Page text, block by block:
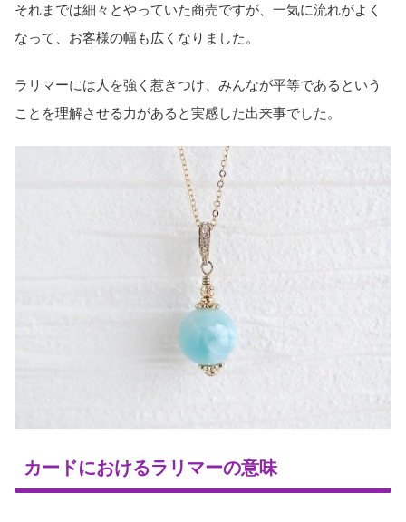
それまでは細々とやっていた商売ですが、一気に流れがよく
なって、お客様の幅も広くなりました。
ラリマーには人を強く惹きつけ、みんなが平等であるという
ことを理解させる力があると実感した出来事でした。
カードにおけるラリマーの意味